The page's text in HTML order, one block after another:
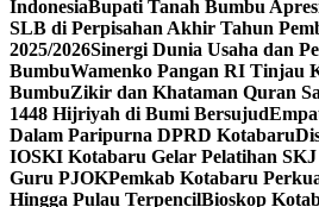
IndonesiaBupati Tanah Bumbu
SLB di Perpisahan Akhir Tahun
2025/2026Sinergi Dunia Usaha dan
BumbuWamenko Pangan RI Tinjau
BumbuZikir dan Khataman Quran
1448 Hijriyah di Bumi Bersujud
Dalam Paripurna DPRD Kotabaru
IOSKI Kotabaru Gelar Pelatihan
Guru PJOKPemkab Kotabaru
Hingga Pulau TerpencilBioskop